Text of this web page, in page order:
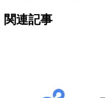
関連記事